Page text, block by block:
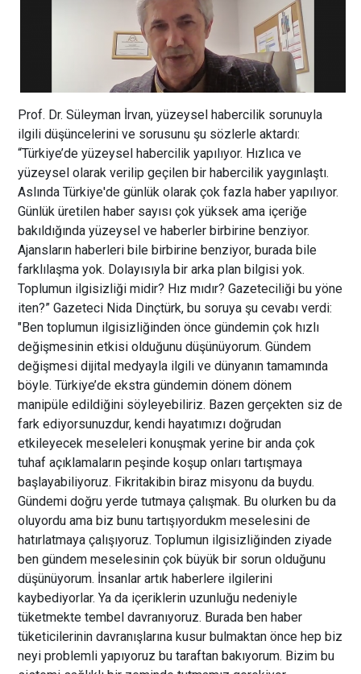
Prof. Dr. Süleyman İrvan, yüzeysel habercilik sorunuyla
ilgili düşüncelerini ve sorusunu şu sözlerle aktardı:
“Türkiye’de yüzeysel habercilik yapılıyor. Hızlıca ve
yüzeysel olarak verilip geçilen bir habercilik yaygınlaştı.
Aslında Türkiye'de günlük olarak çok fazla haber yapılıyor.
Günlük üretilen haber sayısı çok yüksek ama içeriğe
bakıldığında yüzeysel ve haberler birbirine benziyor.
Ajansların haberleri bile birbirine benziyor, burada bile
farklılaşma yok. Dolayısıyla bir arka plan bilgisi yok.
Toplumun ilgisizliği midir? Hız mıdır? Gazeteciliği bu yöne
iten?” Gazeteci Nida Dinçtürk, bu soruya şu cevabı verdi:
"Ben toplumun ilgisizliğinden önce gündemin çok hızlı
değişmesinin etkisi olduğunu düşünüyorum. Gündem
değişmesi dijital medyayla ilgili ve dünyanın tamamında
böyle. Türkiye’de ekstra gündemin dönem dönem
manipüle edildiğini söyleyebiliriz. Bazen gerçekten siz de
fark ediyorsunuzdur, kendi hayatımızı doğrudan
etkileyecek meseleleri konuşmak yerine bir anda çok
tuhaf açıklamaların peşinde koşup onları tartışmaya
başlayabiliyoruz. Fikritakibin biraz misyonu da buydu.
Gündemi doğru yerde tutmaya çalışmak. Bu olurken bu da
oluyordu ama biz bunu tartışıyordukm meselesini de
hatırlatmaya çalışıyoruz. Toplumun ilgisizliğinden ziyade
ben gündem meselesinin çok büyük bir sorun olduğunu
düşünüyorum. İnsanlar artık haberlere ilgilerini
kaybediyorlar. Ya da içeriklerin uzunluğu nedeniyle
tüketmekte tembel davranıyoruz. Burada ben haber
tüketicilerinin davranışlarına kusur bulmaktan önce hep biz
neyi problemli yapıyoruz bu taraftan bakıyorum. Bizim bu